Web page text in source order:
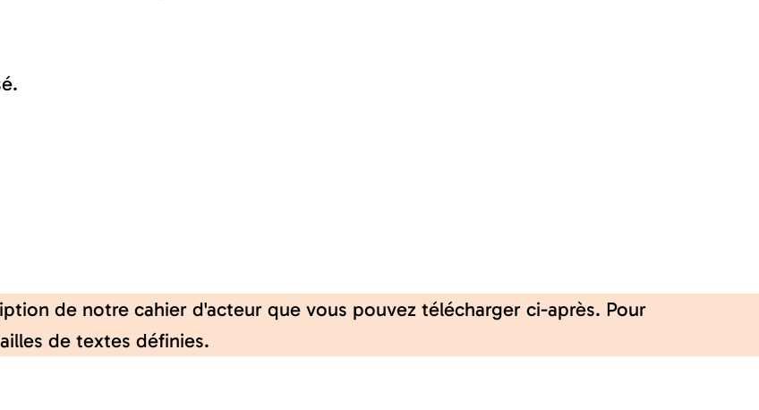
de notre cahier d'acteur que vous pouvez télécharger ci-après. Pour
de textes définies.